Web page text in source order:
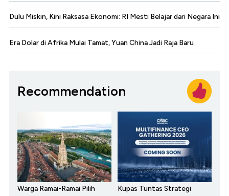
Dulu Miskin, Kini Raksasa Ekonomi: RI Mesti Belajar dari Negara Ini
Era Dolar di Afrika Mulai Tamat, Yuan China Jadi Raja Baru
Recommendation
Warga Ramai-Ramai Pilih
Kupas Tuntas Strategi